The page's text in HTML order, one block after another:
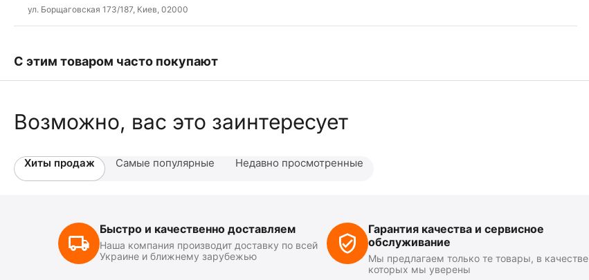
ул. Борщаговская 173/187, Киев, 02000
С этим товаром часто покупают
Возможно, вас это заинтересует
Хиты продаж Самые популярные Недавно просмотренные
Быстро и качественно доставляем
Наша компания производит доставку по всей
Украине и ближнему зарубежью
Гарантия качества и сервисное
обслуживание
Мы предлагаем только те товары, в качестве
которых мы уверены